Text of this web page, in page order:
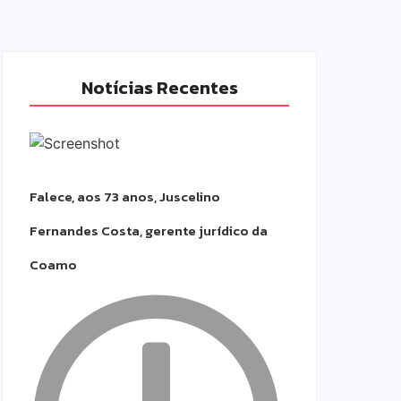
Notícias Recentes
Falece, aos 73 anos, Juscelino
Fernandes Costa, gerente jurídico da
Coamo